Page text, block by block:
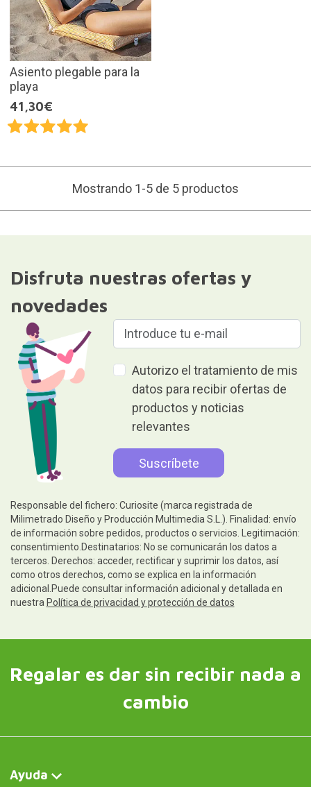
Asiento plegable para la
playa
41,30€
Mostrando 1-5 de 5 productos
Disfruta nuestras ofertas y
novedades
Autorizo el tratamiento de mis
datos para recibir ofertas de
productos y noticias
relevantes
Responsable del fichero: Curiosite (marca registrada de
Milimetrado Diseño y Producción Multimedia S.L.). Finalidad: envío
de información sobre pedidos, productos o servicios. Legitimación:
consentimiento.Destinatarios: No se comunicarán los datos a
terceros. Derechos: acceder, rectificar y suprimir los datos, así
como otros derechos, como se explica en la información
adicional.Puede consultar información adicional y detallada en
nuestra Política de privacidad y protección de datos
Regalar es dar sin recibir nada a
cambio
Ayuda